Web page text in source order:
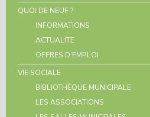
QUOI DE NEUF ?
INFORMATIONS
ACTUALITE
OFFRES D’EMPLOI
VIE SOCIALE
BIBLIOTHÈQUE MUNICIPALE
LES ASSOCIATIONS